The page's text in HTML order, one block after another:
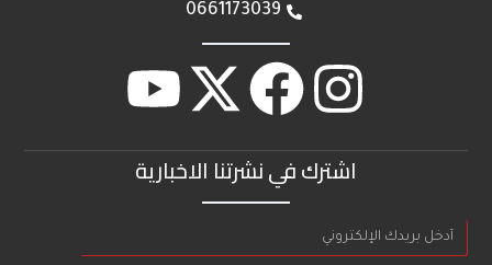
اشترك في نشرتنا الاخبارية
0661173039